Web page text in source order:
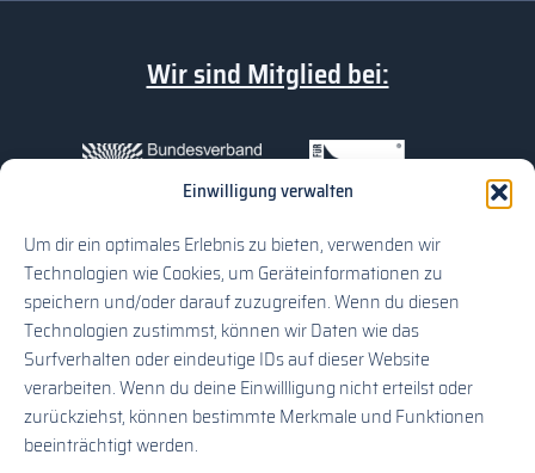
Einwilligung verwalten
Um dir ein optimales Erlebnis zu bieten, verwenden wir
Technologien wie Cookies, um Geräteinformationen zu
speichern und/oder darauf zuzugreifen. Wenn du diesen
Technologien zustimmst, können wir Daten wie das
Surfverhalten oder eindeutige IDs auf dieser Website
verarbeiten. Wenn du deine Einwillligung nicht erteilst oder
zurückziehst, können bestimmte Merkmale und Funktionen
beeinträchtigt werden.
Wir sind Mitglied bei:
Bewertungen auf Google Bewertung schreiben